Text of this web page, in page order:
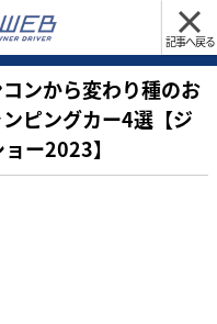
記事へ戻る
ンから変わり種のお
ピングカー4選【ジ
ー2023】